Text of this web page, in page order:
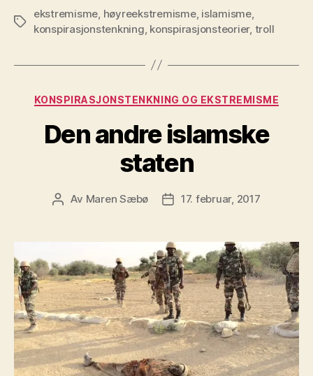
Stikkord
ekstremisme høyreekstremisme, islamisme,
konspirasjonstenkning konspirasjonsteorier, troll
Kategorier
KONSPIRASJONSTENKNING OG EKSTREMISME
Den andre islamske
staten
Innleggsforfatter
Av Maren Sæbø Publiseringsdato
17. februar, 2017